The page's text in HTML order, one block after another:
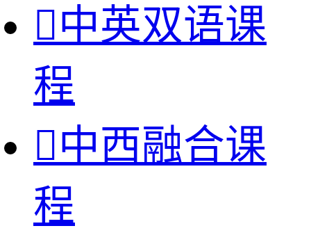
中英双语课
程
中西融合课
程